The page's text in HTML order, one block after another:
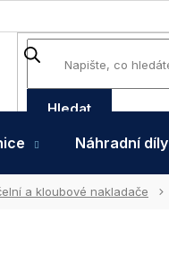
Hledat
Náhradní díly
a kloubové nakladače